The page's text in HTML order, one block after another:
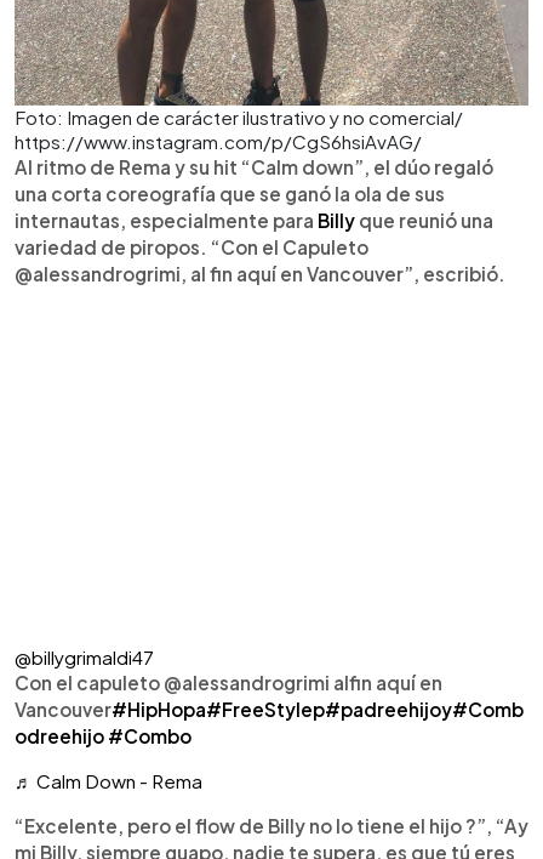
Foto: Imagen de carácter ilustrativo y no comercial/
https://www.instagram.com/p/CgS6hsiAvAG/
Al ritmo de Rema y su hit “Calm down”, el dúo regaló
una corta coreografía que se ganó la ola de sus
internautas, especialmente para Billy que reunió una
variedad de piropos. “Con el Capuleto
@alessandrogrimi, al fin aquí en Vancouver”, escribió.
@billygrimaldi47
Con el capuleto @alessandrogrimi alfin aquí en
Vancouver#HipHopa#FreeStylep#padreehijoy#Comb
odreehijo #Combo
♬ Calm Down - Rema
“Excelente, pero el flow de Billy no lo tiene el hijo ?”, “Ay
mi Billy, siempre guapo, nadie te supera, es que tú eres